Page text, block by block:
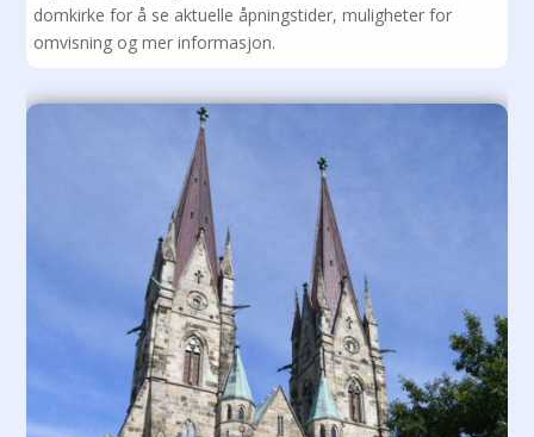
domkirke for å se aktuelle åpningstider, muligheter for
omvisning og mer informasjon.